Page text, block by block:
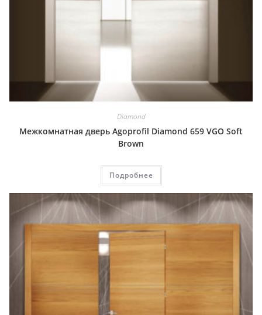
Diamond
Межкомнатная дверь Agoprofil Diamond 659 VGO Soft
Brown
Подробнее